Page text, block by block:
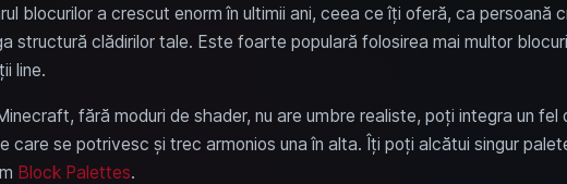
blocurilor a crescut enorm în ultimii ani, ceea ce îți oferă, ca
structură clădirilor tale. Este foarte populară folosirea mai multor
line.
fără moduri de shader, nu are umbre realiste, poți integra un fel
care se potrivesc și trec armonios una în alta. Îți poți alcătui singur
Block Palettes.